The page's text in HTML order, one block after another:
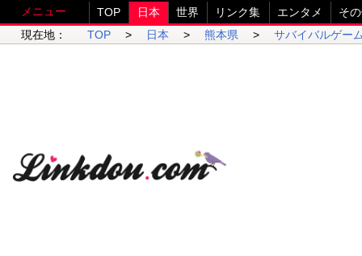
メニュー TOP 日本 世界 リンク集 エンタメ
そ
現在地：
TOP > 日本 > 熊本県 > サバイバルゲー